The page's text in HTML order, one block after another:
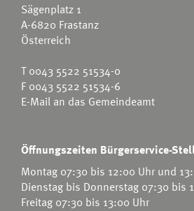
Sägenplatz 1
A-6820 Frastanz
Österreich
T0043 5522 51534-0
F 0043 5522 51534-6
E-Mail an das Gemeindeamt
Öffnungszeiten Bürgerservice-
Montag 07:30 bis 12:00 Uhr und
Dienstag bis Donnerstag 07:30 bis
Freitag 07:30 bis 13:00 Uhr